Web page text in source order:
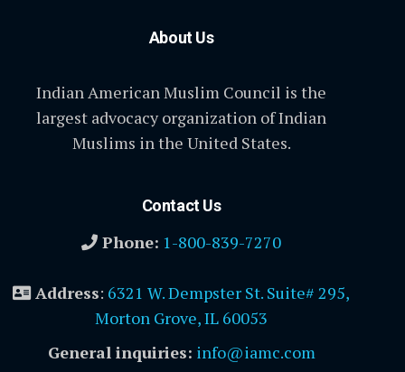
About Us
Indian American Muslim Council is the
largest advocacy organization of Indian
Muslims in the United States.
Contact Us
Phone: 1-800-839-7270
Address: 6321 W. Dempster St. Suite# 295,
Morton Grove, IL 60053
General inquiries: info@iamc.com